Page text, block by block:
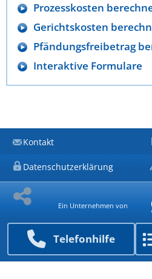
Telefon­hilfe
Prozesskosten
Gerichtskosten
Pfändungsfreibetrag
Interaktive Formulare
Kontakt
Datenschutzerklärung
Ein Unternehmen von